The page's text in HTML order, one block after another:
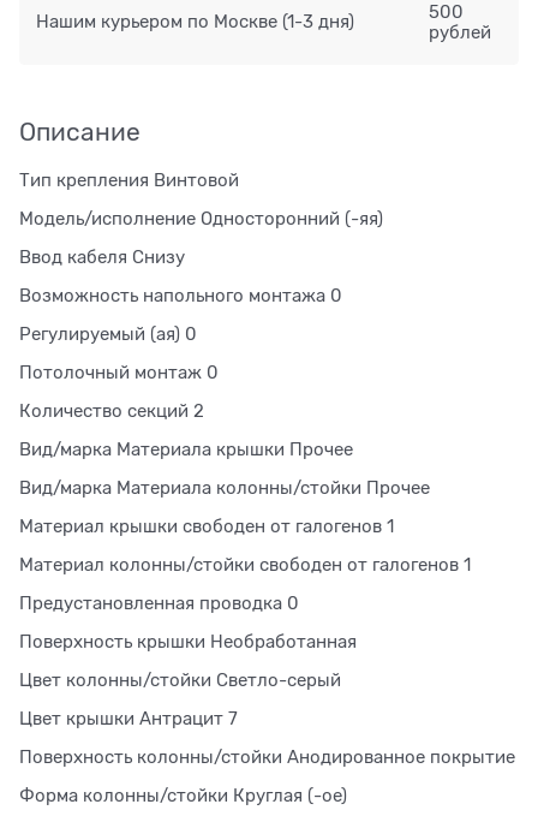
Нашим курьером по Москве (1-3 дня)
500
рублей
Описание
Тип крепления Винтовой
Модель/исполнение Односторонний (-яя)
Ввод кабеля Снизу
Возможность напольного монтажа 0
Регулируемый (ая) 0
Потолочный монтаж 0
Количество секций 2
Вид/марка Материала крышки Прочее
Вид/марка Материала колонны/стойки Прочее
Материал крышки свободен от галогенов 1
Материал колонны/стойки свободен от галогенов 1
Предустановленная проводка 0
Поверхность крышки Необработанная
Цвет колонны/стойки Светло-серый
Цвет крышки Антрацит 7
Поверхность колонны/стойки Анодированное покрытие
Форма колонны/стойки Круглая (-ое)